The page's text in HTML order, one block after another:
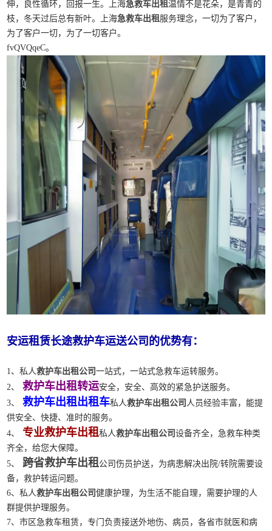
伸，良性循环，回报一生。上海急救车出租温情不是花朵，是青青的
枝，冬天过后总有新叶。上海急救车出租服务理念，一切为了客户，
为了客户一切，为了一切客户。
fvQVQqeC。
安运租赁长途救护车运送公司的优势有：
1、私人救护车出租公司一站式，一站式急救车运转服务。
2、
救护车出租转运安全，安全、高效的紧急护送服务。
3、
救护车出租出租车私人救护车出租公司 人员经验丰富，能提
供安全、快捷、准时的服务。
4、
专业救护车出租私人救护车出租公司设备齐全，急救车种类
齐全，给您大保障。
5、
跨省救护车出租 公司伤员护送，为病患解决出院/转院需要设
备，救护转运问题。
6、私人救护车出租公司健康护理，为生活不能自理，需要护理的人
群提供护理服务。
7、市区急救车租赁，专门负责接送外地伤、病员，各省市就医和病